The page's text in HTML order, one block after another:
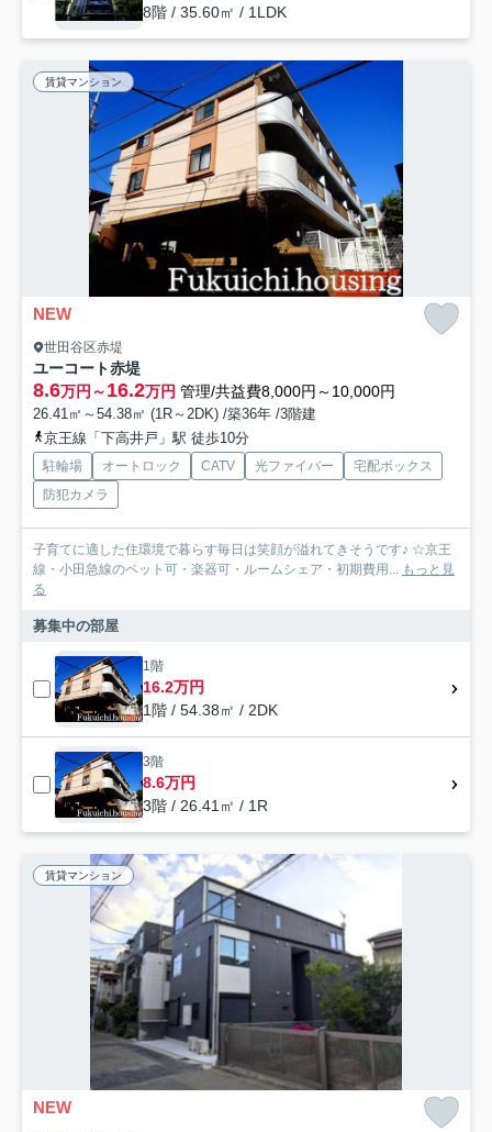
8階 / 35.60㎡ / 1LDK
賃貸マンション
NEW
世田谷区赤堤
ユーコート赤堤
8.6万円～16.2万円 管理/共益費8,000円～10,000円
26.41㎡～54.38㎡ (1R～2DK) /築36年 /3階建
京王線「下高井戸」駅 徒歩10分
駐輪場 オートロック CATV 光ファイバー
宅配ボックス
防犯カメラ
子育てに適した住環境で暮らす毎日は笑顔が溢れてきそうです♪ ☆京王
線・小田急線のペット可・楽器可・ルームシェア・初期費用... もっと見
る
募集中の部屋
1階
16.2万円
1階 / 54.38㎡ / 2DK
3階
8.6万円
3階 / 26.41㎡ / 1R
賃貸マンション
NEW